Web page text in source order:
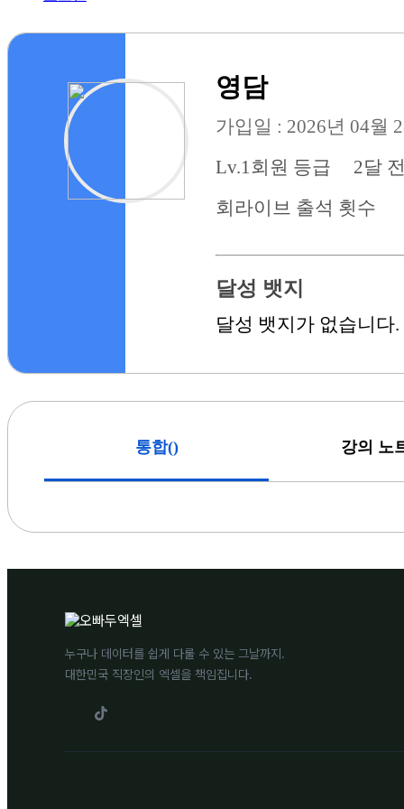
영담
가입일 : 2026년 04월
Lv.1 회원 등급
2달
회 라이브 출석 횟수
달성 뱃지
달성 뱃지가 없습니다.
통합() 강의 노
누구나 데이터를 쉽게 다룰 수 있는 그날까지.
대한민국 직장인의 엑셀을 책임집니다.